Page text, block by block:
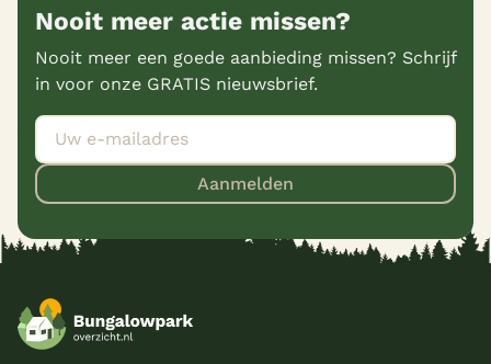
Nooit meer actie missen?
Nooit meer een goede aanbieding missen? Schrijf
in voor onze GRATIS nieuwsbrief.
Aanmelden